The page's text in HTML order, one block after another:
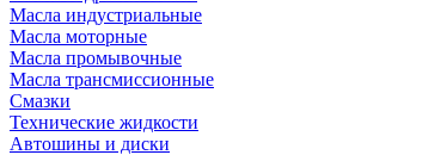
Масла индустриальные
Масла моторные
Масла промывочные
Масла трансмиссионные
Смазки
Технические жидкости
Автошины и диски